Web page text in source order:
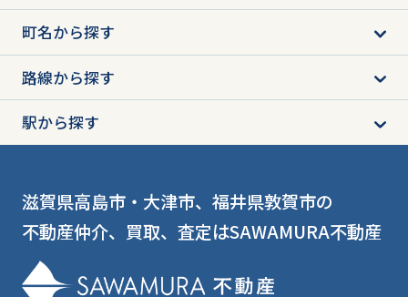
町名から探す
路線から探す
駅から探す
滋賀県高島市・大津市、福井県敦賀市の
不動産仲介、買取、査定はSAWAMURA不動産